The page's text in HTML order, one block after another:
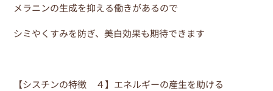
メラニンの生成を抑える働きがあるので
シミやくすみを防ぎ、美白効果も期待できます
【シスチンの特徴 ４】エネルギーの産生を助ける